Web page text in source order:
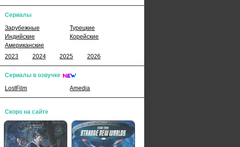
Сериалы
Зарубежные
Турецкие
Индийские
Корейские
Американские
2023
2024 2025 2026
Сериалы в озвучке
LostFilm
Amedia
Скоро на сайте